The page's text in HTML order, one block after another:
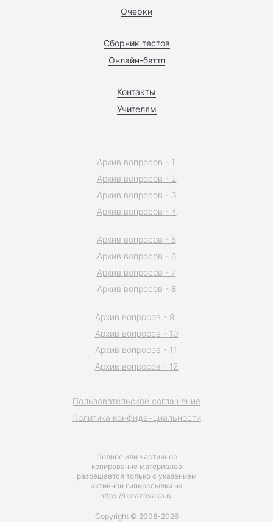
Очерки
Сборник тестов
Онлайн-баттл
Контакты
Учителям
Полное или частичное
копирование материалов
разрешается только с указанием
активной гиперссылки на
https://obrazovaka.ru
Пользовательское соглашение
Политика конфиденциальности
Архив вопросов - 1
Архив вопросов - 2
Архив вопросов - 3
Архив вопросов - 4
Архив вопросов - 5
Архив вопросов - 6
Архив вопросов - 7
Архив вопросов - 8
Архив вопросов - 9
Архив вопросов - 10
Архив вопросов - 11
Архив вопросов - 12
Copyright © 2008-2026